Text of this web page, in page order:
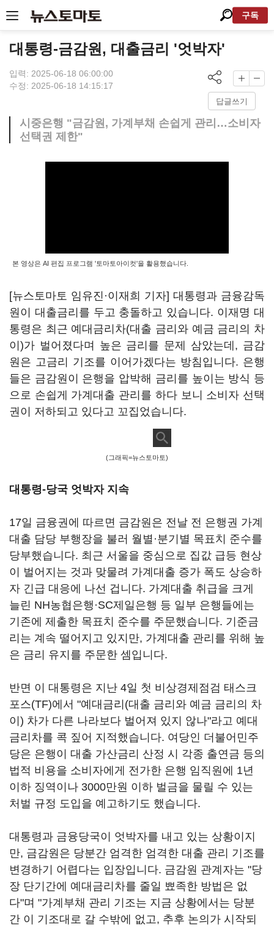
구독
대통령-금감원, 대출금리 '엇박자'
입력: 2025-06-18 06:00:00
수정: 2025-06-18 14:15:17
답글쓰기
시중은행 "금감원, 가계부채 손쉽게 관리…소비자
선택권 제한"
본 영상은 AI 편집 프로그램 '토마토아이컷'을 활용했습니다.
[뉴스토마토 임유진·이재희 기자] 대통령과 금융감독
원이 대출금리를 두고 충돌하고 있습니다. 이재명 대
통령은 최근 예대금리차(대출 금리와 예금 금리의 차
이)가 벌어졌다며 높은 금리를 문제 삼았는데, 금감
원은 고금리 기조를 이어가겠다는 방침입니다. 은행
들은 금감원이 은행을 압박해 금리를 높이는 방식 등
으로 손쉽게 가계대출 관리를 하다 보니 소비자 선택
권이 저하되고 있다고 꼬집었습니다.
(그래픽=뉴스토마토)
대통령-당국 엇박자 지속
17일 금융권에 따르면 금감원은 전날 전 은행권 가계
대출 담당 부행장을 불러 월별·분기별 목표치 준수를
당부했습니다. 최근 서울을 중심으로 집값 급등 현상
이 벌어지는 것과 맞물려 가계대출 증가 폭도 상승하
자 긴급 대응에 나선 겁니다. 가계대출 취급을 크게
늘린 NH농협은행·SC제일은행 등 일부 은행들에는
기존에 제출한 목표치 준수를 주문했습니다. 기준금
리는 계속 떨어지고 있지만, 가계대출 관리를 위해 높
은 금리 유지를 주문한 셈입니다.
반면 이 대통령은 지난 4일 첫 비상경제점검 태스크
포스(TF)에서 "예대금리(대출 금리와 예금 금리의 차
이) 차가 다른 나라보다 벌어져 있지 않나"라고 예대
금리차를 콕 짚어 지적했습니다. 여당인 더불어민주
당은 은행이 대출 가산금리 산정 시 각종 출연금 등의
법적 비용을 소비자에게 전가한 은행 임직원에 1년
이하 징역이나 3000만원 이하 벌금을 물릴 수 있는
처벌 규정 도입을 예고하기도 했습니다.
대통령과 금융당국이 엇박자를 내고 있는 상황이지
만, 금감원은 당분간 엄격한 엄격한 대출 관리 기조를
변경하기 어렵다는 입장입니다. 금감원 관계자는 "당
장 단기간에 예대금리차를 줄일 뾰족한 방법은 없
다"며 "가계부채 관리 기조는 지금 상황에서는 당분
간 이 기조대로 갈 수밖에 없고, 추후 논의가 시작되